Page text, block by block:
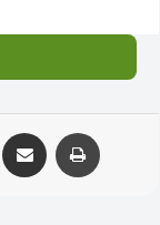
Viber Compartilhar via e-mail